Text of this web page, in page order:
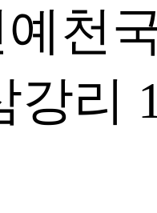
천
강리